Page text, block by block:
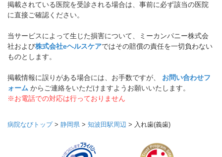
掲載されている医院を受診される場合は、事前に必ず該当の医院
に直接ご確認ください。
当サービスによって生じた損害について、ミーカンパニー株式会
社および株式会社eヘルスケアではその賠償の責任を一切負わない
ものとします。
掲載情報に誤りがある場合には、お手数ですが、 お問い合わせフ
ォーム からご連絡をいただけますようお願いいたします。
※お電話での対応は行っておりません
病院なびトップ> 静岡県 > 知波田駅周辺 > 入れ歯(義歯)